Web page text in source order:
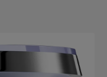
auf das noch feuchte
lassen. Danach